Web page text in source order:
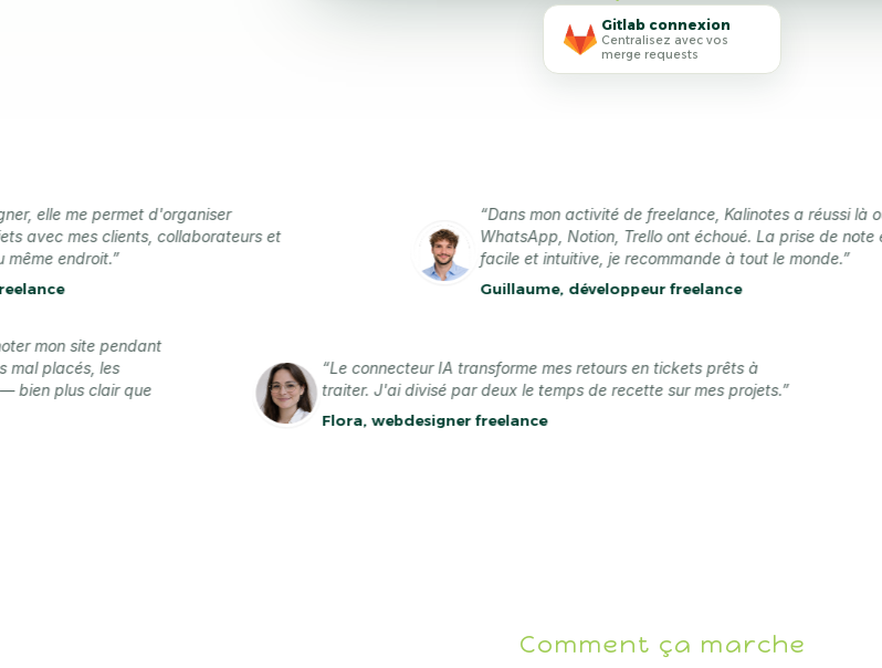
Gitlab connexion
Centralisez avec vos
merge requests
permet d'organiser
clients, collaborateurs et
“Dans mon activité de freelance, Kalinotes a réussi là où
WhatsApp, Notion, Trello ont échoué. La prise de note est super
facile et intuitive, je recommande à tout le monde.”
Guillaume, développeur freelance
annoter mon site pendant
titres mal placés, les
— bien plus clair que
“Le connecteur IA transforme mes retours en tickets prêts à
traiter. J'ai divisé par deux le temps de recette sur mes projets.”
Flora, webdesigner freelance
Comment ça marche